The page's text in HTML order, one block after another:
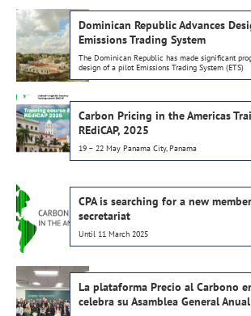
Dominican Republic Advances
Emissions Trading System
The Dominican Republic has made significant
design of a pilot Emissions Trading System (ETS)
Carbon Pricing in the Americas
REdiCAP, 2025
19 – 22 May Panama City, Panama
CPA is searching for a new
secretariat
Until 11 March 2025
La plataforma Precio al Carbono
celebra su Asamblea General Anual